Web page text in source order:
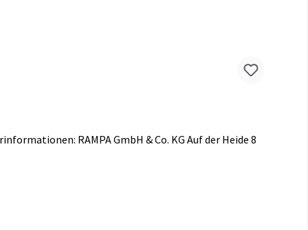
RAMPA GmbH & Co. KG Auf der Heide 8